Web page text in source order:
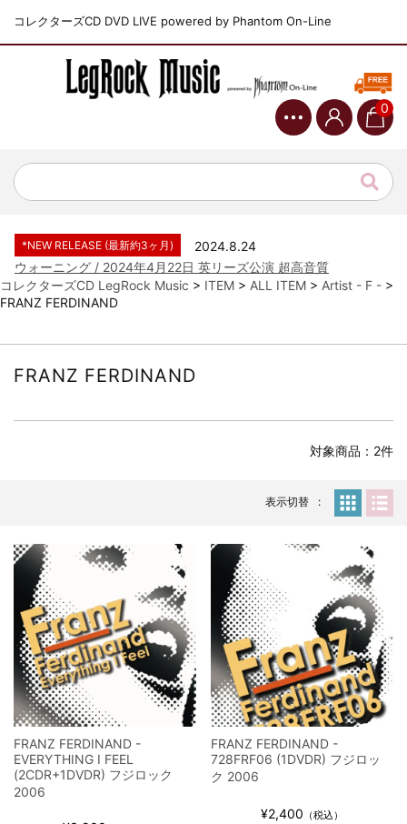
コレクターズCD DVD LIVE powered by Phantom On-Line
0
ジャーニー / 1979年5月8+9日 コロラド州 2公演 SBD 完全収録！
*NEW RELEASE (最新約3ヶ月)
2024.11.9
*NEW RELEASE (最新約3ヶ月)
2024.8.24
ウォーニング / 2024年4月22日 英リーズ公演 超高音質
IEM+Aud！
*NEW RELEASE (最新約3ヶ月)
収録！
*NEW RELEASE (最新約3ヶ月)
2024.6.24
スコーピオンズ / 2024年6月15日 リスボン公演 FHD 完全収録！
マネスキン / 2024年6月9日 ドイツ ROCK AM RING 公演 FHD 完
リアム・ギャラガー / 2024年6月1日 英国シェフィールド公演 完
全収録！
*NEW RELEASE (最新約3ヶ月)
2024.6.9
メガデス / 2023年8月4日 ドイツ W.O.A. 公演 FHD 完全収録！
*NEW RELEASE (最新約3ヶ月)
2024.6.9
ユーライア・ヒープ / 2023年8月3日 ドイツ W.O.A. 公演 FHD 完
全収録！
*NEW RELEASE (最新約3ヶ月)
2024.6.9
ジャーニー / 1979年5月8+9日 コロラド州 2公演 SBD 完全収録！
*NEW RELEASE (最新約3ヶ月)
2024.11.9
NGHFB / 2024年7月28日 フジロック’24公演 超高音質AI-SBD！
*NEW RELEASE (最新約3ヶ月)
ウォーニング / 2024年4月22日 英リーズ公演 超高音質
コレクターズCD LegRock Music > ITEM > ALL ITEM > Artist - F - >
FRANZ FERDINAND
FRANZ FERDINAND
対象商品：2件
表示切替
FRANZ FERDINAND -
EVERYTHING I FEEL
(2CDR+1DVDR) フジロック
2006
FRANZ FERDINAND -
728FRF06 (1DVDR) フジロッ
ク 2006
¥2,400 （税込）